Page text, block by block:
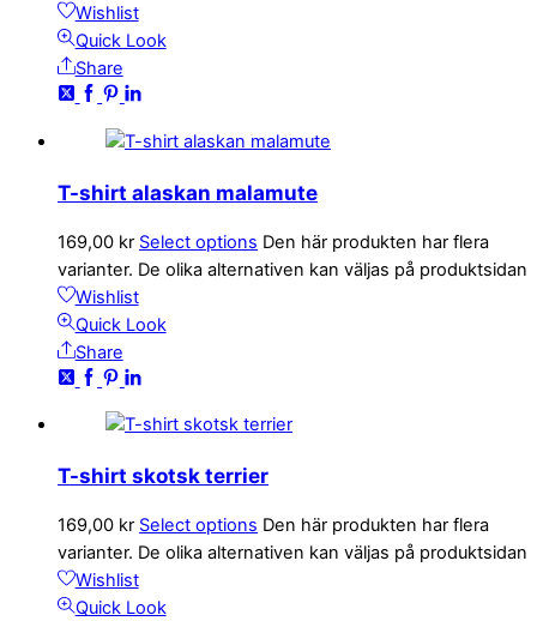
Wishlist
Quick Look
Share
T-shirt alaskan malamute
169,00 kr Select options Den här produkten har flera
varianter. De olika alternativen kan väljas på produktsidan
Wishlist
Quick Look
Share
T-shirt skotsk terrier
169,00 kr Select options Den här produkten har flera
varianter. De olika alternativen kan väljas på produktsidan
Wishlist
Quick Look